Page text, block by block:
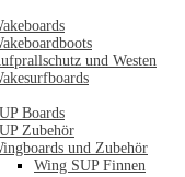
und Westen
Boards
Zubehör
und Zubehör
Wing SUP Finnen